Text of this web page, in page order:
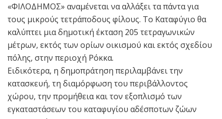
«ΦΙΛΟΔΗΜΟΣ» αναμένεται να αλλάξει τα πάντα για
τους μικρούς τετράποδους φίλους. Το Καταφύγιο θα
καλύπτει μια δημοτική έκταση 205 τετραγωνικών
μέτρων, εκτός των ορίων οικισμού και εκτός σχεδίου
πόλης, στην περιοχή Ρόκκα.
Ειδικότερα, η δημοπράτηση περιλαμβάνει την
κατασκευή, τη διαμόρφωση του περιβάλλοντος
χώρου, την προμήθεια και τον εξοπλισμό των
εγκαταστάσεων του καταφυγίου αδέσποτων ζώων